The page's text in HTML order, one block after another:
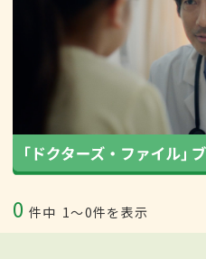
0 件中 1〜0件を表示